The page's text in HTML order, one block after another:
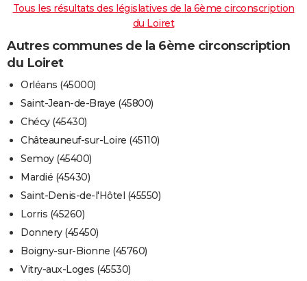
Tous les résultats des législatives de la 6ème circonscription
du Loiret
Autres communes de la 6ème circonscription
du Loiret
Orléans (45000)
Saint-Jean-de-Braye (45800)
Chécy (45430)
Châteauneuf-sur-Loire (45110)
Semoy (45400)
Mardié (45430)
Saint-Denis-de-l'Hôtel (45550)
Lorris (45260)
Donnery (45450)
Boigny-sur-Bionne (45760)
Vitry-aux-Loges (45530)